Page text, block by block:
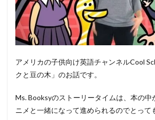
アメリカの子供向け英語チャンネルCool
クと豆の木」のお話です。
Ms. Booksyのストーリータイムは、本の中
ニメと一緒になって進められるのでとって